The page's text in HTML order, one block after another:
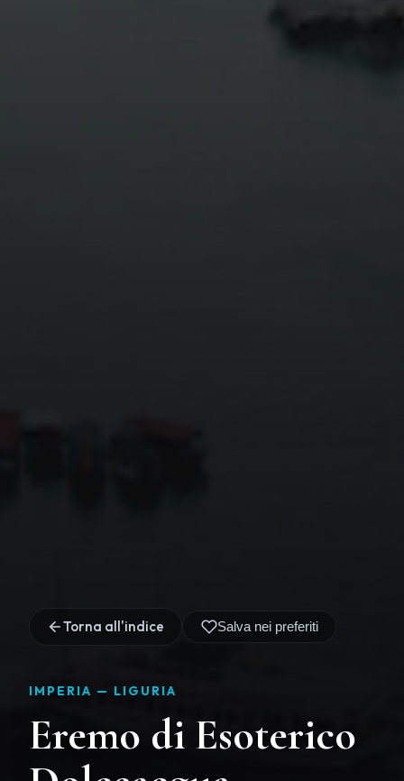
Torna all'indice Salva nei preferiti
IMPERIA — LIGURIA
Eremo di Esoterico